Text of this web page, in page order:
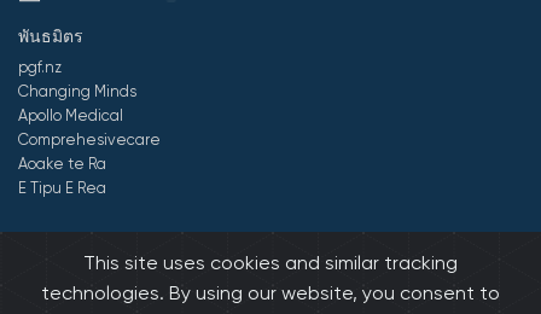
พันธมิตร
pgf.nz
Changing Minds
Apollo Medical
Comprehesivecare
Aoake te Ra
E Tipu E Rea
Developed by Onedash.biz
This site uses cookies and similar tracking
technologies. By using our website, you consent to